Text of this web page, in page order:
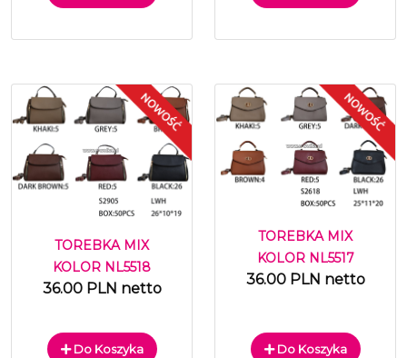
TOREBKA MIX
KOLOR NL5518
36.00 PLN netto
Do Koszyka
TOREBKA MIX
KOLOR NL5517
36.00 PLN netto
Do Koszyka